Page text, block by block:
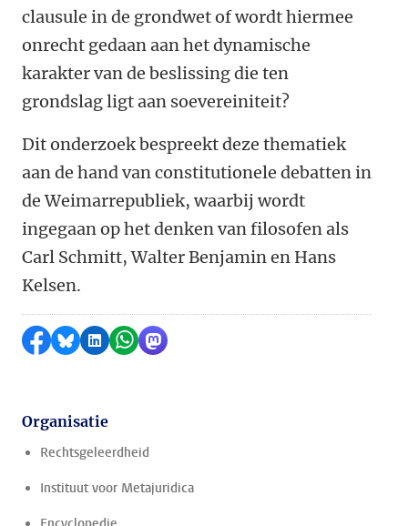
clausule in de grondwet of wordt hiermee
onrecht gedaan aan het dynamische
karakter van de beslissing die ten
grondslag ligt aan soevereiniteit?
Dit onderzoek bespreekt deze thematiek
aan de hand van constitutionele debatten in
de Weimarrepubliek, waarbij wordt
ingegaan op het denken van filosofen als
Carl Schmitt, Walter Benjamin en Hans
Kelsen.
Delen op Facebook
Delen via Bluesky
Delen op LinkedIn
Delen via WhatsApp
Delen via Mastodon
Organisatie
Rechtsgeleerdheid
Instituut voor Metajuridica